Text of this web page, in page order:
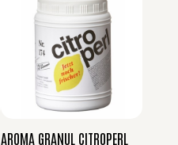
AROMA GRANUL CITROPERL